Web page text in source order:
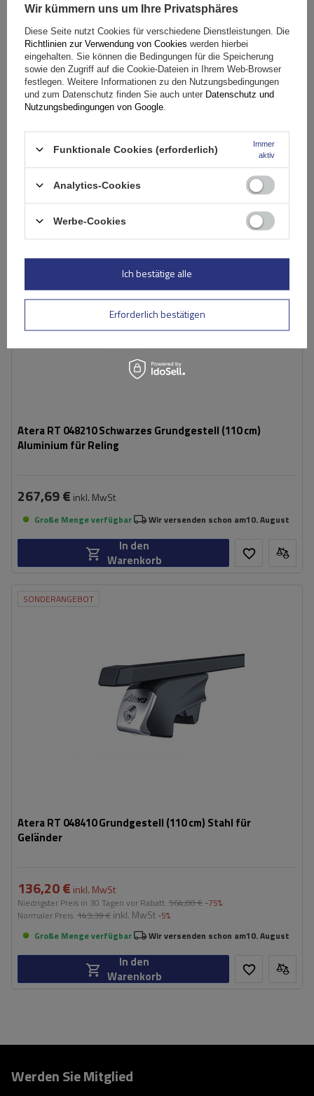
Atera RT 048210 Grundträger (110 cm) Aluminium für
Geländer
218,90 €inkl. MwSt
Niedrigster Preis in 30 Tagen vor Rabatt:1 036,04 €-78%
Normaler Preis:230,39 €inkl. MwSt -5%
In den
Atera RT 048210 Schwarzes Grundgestell (110 cm)
Aluminium für Reling
267,69 € inkl. MwSt
Große Menge verfügbar Wir versenden schon am10. August
In den
Warenkorb
SONDERANGEBOT
Atera RT 048410 Grundgestell (110 cm) Stahl für
Geländer
136,20 € inkl. MwSt
Niedrigster Preis in 30 Tagen vor Rabatt: 564,00 € -75%
Normaler Preis: 143,39 € inkl. MwSt -5%
Große Menge verfügbar
Wir versenden schon am10. August
In den
Warenkorb
Werden Sie Mitglied
Wir kümmern uns um Ihre Privatsphäres
Diese Seite nutzt Cookies für verschiedene Dienstleistungen. Die
Richtlinien zur Verwendung von Cookies werden hierbei
eingehalten. Sie können die Bedingungen für die Speicherung
sowie den Zugriff auf die Cookie-Dateien in Ihrem Web-Browser
festlegen. Weitere Informationen zu den Nutzungsbedingungen
und zum Datenschutz finden Sie auch unter Datenschutz und
Nutzungsbedingungen von Google
Funktionale Cookies (erforderlich)
Immer
aktiv
Analytics-Cookies
Werbe-Cookies
Erforderlich bestätigen
Ich bestätige alle